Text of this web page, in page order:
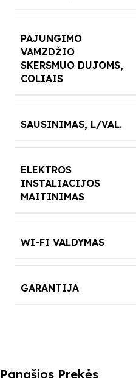
PAJUNGIMO
VAMZDŽIO
SKERSMUO DUJOMS,
COLIAIS
SAUSINIMAS, L/VAL.
ELEKTROS
INSTALIACIJOS
MAITINIMAS
WI-FI VALDYMAS
GARANTIJA
Panašios Prekės